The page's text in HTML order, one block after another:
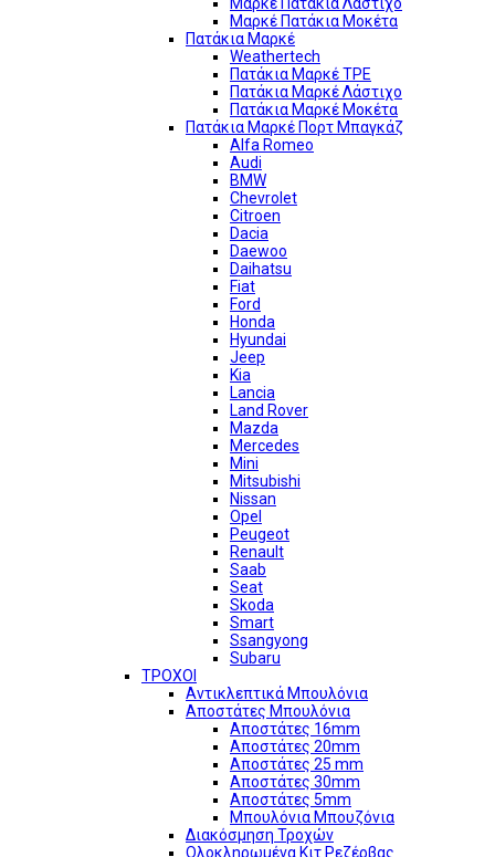
Μαρκέ Πατάκια Μοκέτα
Πατάκια Μαρκέ
Weathertech
Πατάκια Μαρκέ TPE
Πατάκια Μαρκέ Λάστιχο
Πατάκια Μαρκέ Μοκέτα
Πατάκια Μαρκέ Πορτ Μπαγκάζ
Alfa Romeo
Audi
BMW
Chevrolet
Citroen
Dacia
Daewoo
Daihatsu
Fiat
Ford
Honda
Hyundai
Jeep
Kia
Lancia
Land Rover
Mazda
Mercedes
Mini
Mitsubishi
Nissan
Opel
Peugeot
Renault
Saab
Seat
Skoda
Smart
Ssangyong
Subaru
ΤΡΟΧΟΙ
Αντικλεπτικά Μπουλόνια
Αποστάτες Μπουλόνια
Αποστάτες 16mm
Αποστάτες 20mm
Αποστάτες 25 mm
Αποστάτες 30mm
Αποστάτες 5mm
Μπουλόνια Μπουζόνια
Διακόσμηση Τροχών
Ολοκληρωμένα Κιτ Ρεζέρβας